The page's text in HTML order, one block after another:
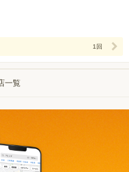
数
1回
一覧